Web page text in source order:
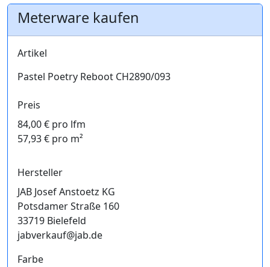
Meterware kaufen
Artikel
Pastel Poetry Reboot CH2890/093
Preis
84,00 € pro lfm
57,93 € pro m²
Hersteller
JAB Josef Anstoetz KG
Potsdamer Straße 160
33719 Bielefeld
jabverkauf@jab.de
Farbe